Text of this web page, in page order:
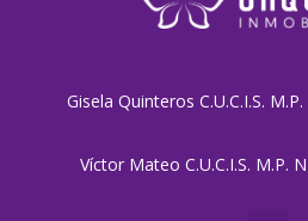
Gisela Quinteros C.U.C.I.S.
Víctor Mateo C.U.C.I.S. M.P.